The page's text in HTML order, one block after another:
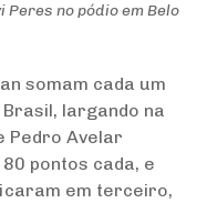
Peres no pódio em Belo
somam cada um
largando na
Pedro Avelar
pontos cada, e
em terceiro,